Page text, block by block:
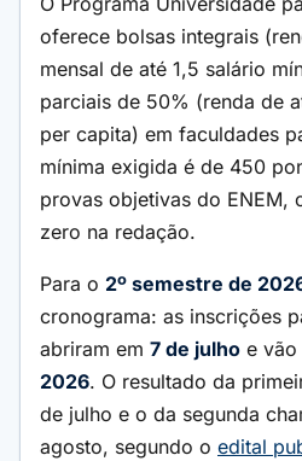
oferece bolsas integrais
mensal de até 1,5 salário
parciais de 50% (renda de
per capita) em faculdades
mínima exigida é de 450
provas objetivas do ENEM,
zero na redação.
Para o 2º semestre de
cronograma: as inscrições
abriram em 7 de julho e vão
2026. O resultado da
de julho e o da segunda
agosto, segundo o edital